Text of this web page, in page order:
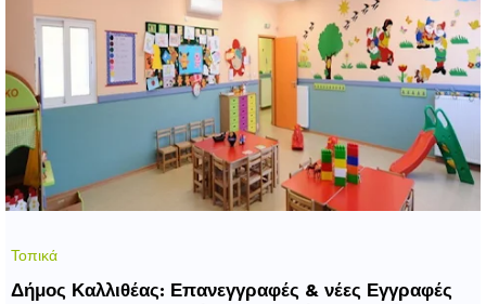
Τοπικά
Δήμος Καλλιθέας: Επανεγγραφές & νέες Εγγραφές